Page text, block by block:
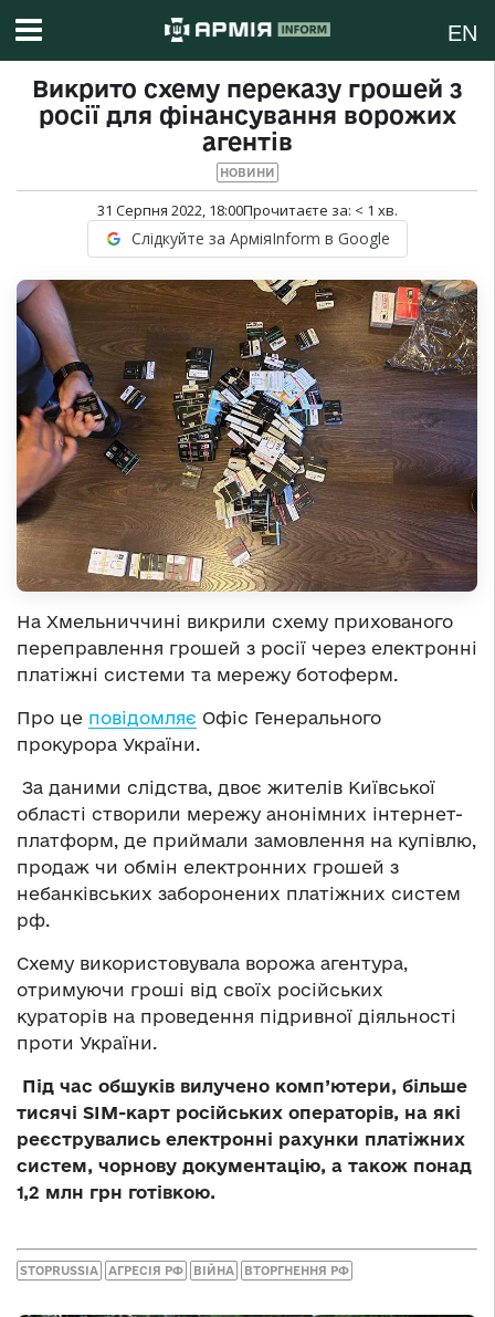
EN
Викрито схему переказу грошей з
росії для фінансування ворожих
агентів
НОВИНИ
31 Серпня 2022, 18:00Прочитаєте за: < 1 хв.
Слідкуйте за АрміяInform в Google
На Хмельниччині викрили схему прихованого
переправлення грошей з росії через електронні
платіжні системи та мережу ботоферм.
Про це повідомляє Офіс Генерального
прокурора України.
За даними слідства, двоє жителів Київської
області створили мережу анонімних інтернет-
платформ, де приймали замовлення на купівлю,
продаж чи обмін електронних грошей з
небанківських заборонених платіжних систем
рф.
Схему використовувала ворожа агентура,
отримуючи гроші від своїх російських
кураторів на проведення підривної діяльності
проти України.
Під час обшуків вилучено комп’ютери, більше
тисячі SIM-карт російських операторів, на які
реєструвались електронні рахунки платіжних
систем, чорнову документацію, а також понад
1,2 млн грн готівкою.
STOPRUSSIA АГРЕСІЯ РФ ВІЙНА ВТОРГНЕННЯ РФ